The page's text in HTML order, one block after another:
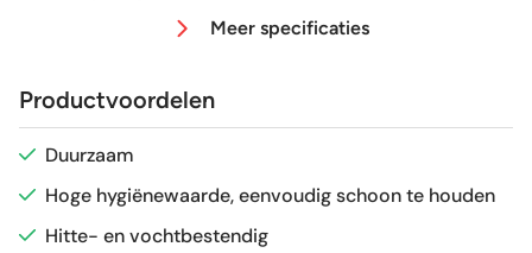
Glans / Mat Mat
Gerectificeerd Ja
Meer specificaties
Productvoordelen
Duurzaam
Hoge hygiënewaarde, eenvoudig schoon te houden
Hitte- en vochtbestendig